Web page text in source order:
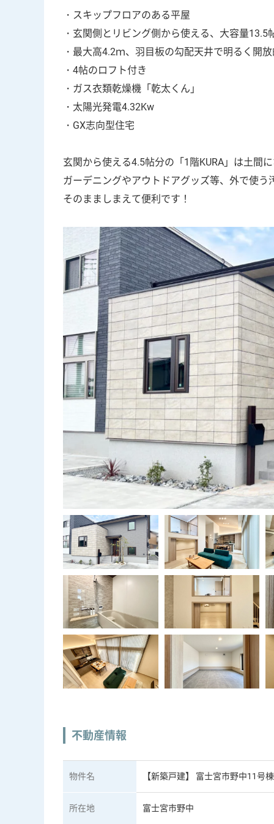
・スキップフロアのある平屋
・玄関側とリビング側から使える、大容量13.5
・最大高4.2ｍ、羽目板の勾配天井で明るく開
・4帖のロフト付き
・ガス衣類乾燥機「乾太くん」
・太陽光発電4.32Kw
・GX志向型住宅
玄関から使える4.5帖分の「1階KURA」は土間
ガーデニングやアウトドアグッズ等、外で使う
そのまましまえて便利です！
不動産情報
物件名 【新築戸建】 富士宮市野中11号棟
所在地 富士宮市野中